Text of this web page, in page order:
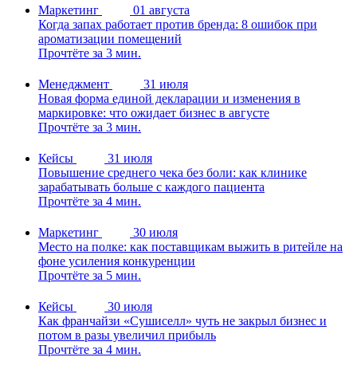
Маркетинг
01 августа
Когда запах работает против бренда: 8 ошибок при
ароматизации помещений
Прочтёте за 3 мин.
Менеджмент
31 июля
Новая форма единой декларации и изменения в
маркировке: что ожидает бизнес в августе
Прочтёте за 3 мин.
Кейсы
31 июля
Повышение среднего чека без боли: как клинике
зарабатывать больше с каждого пациента
Прочтёте за 4 мин.
Маркетинг
30 июля
Место на полке: как поставщикам выжить в ритейле на
фоне усиления конкуренции
Прочтёте за 5 мин.
Кейсы
30 июля
Как франчайзи «Сушиселл» чуть не закрыл бизнес и
потом в разы увеличил прибыль
Прочтёте за 4 мин.